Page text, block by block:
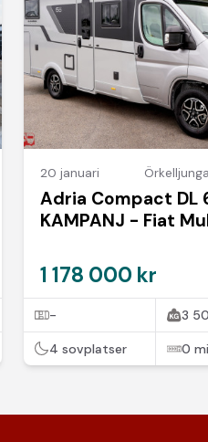
20 januari Örkelljunga
Adria Compact DL
KAMPANJ - Fiat
1 178 000 kr
- 3
4 sovplatser 0